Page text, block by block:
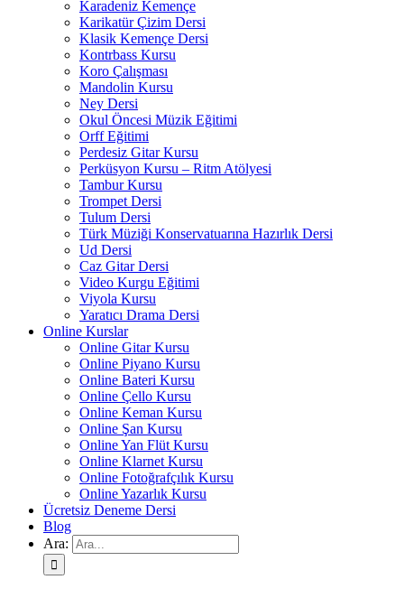
Karadeniz Kemençe
Karikatür Çizim Dersi
Klasik Kemençe Dersi
Kontrbass Kursu
Koro Çalışması
Mandolin Kursu
Ney Dersi
Okul Öncesi Müzik Eğitimi
Orff Eğitimi
Perdesiz Gitar Kursu
Perküsyon Kursu – Ritm Atölyesi
Tambur Kursu
Trompet Dersi
Tulum Dersi
Türk Müziği Konservatuarına Hazırlık Dersi
Ud Dersi
Caz Gitar Dersi
Video Kurgu Eğitimi
Viyola Kursu
Yaratıcı Drama Dersi
Online Kurslar
Online Gitar Kursu
Online Piyano Kursu
Online Bateri Kursu
Online Çello Kursu
Online Keman Kursu
Online Şan Kursu
Online Yan Flüt Kursu
Online Klarnet Kursu
Online Fotoğrafçılık Kursu
Online Yazarlık Kursu
Ücretsiz Deneme Dersi
Blog
Ara: